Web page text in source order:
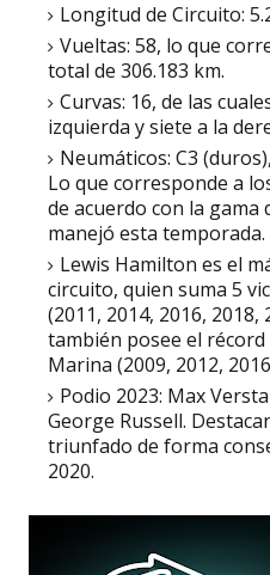
Longitud de Circuito:
Vueltas: 58, lo que
total de 306.183 km.
Curvas: 16, de las
izquierda y siete a la
Neumáticos: C3
Lo que corresponde a
de acuerdo con la gama
manejó esta temporada.
Lewis Hamilton es el
circuito, quien suma 5
(2011, 2014, 2016,
también posee el
Marina (2009, 2012,
Podio 2023: Max
George Russell.
triunfado de forma
2020.